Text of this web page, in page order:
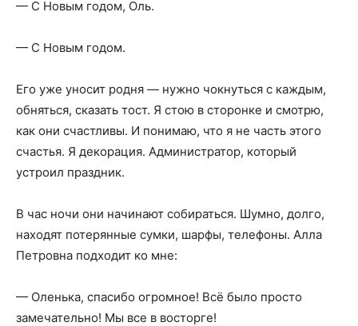
— С Новым годом, Оль.
— С Новым годом.
Его уже уносит родня — нужно чокнуться с каждым,
обняться, сказать тост. Я стою в сторонке и смотрю,
как они счастливы. И понимаю, что я не часть этого
счастья. Я декорация. Администратор, который
устроил праздник.
В час ночи они начинают собираться. Шумно, долго,
находят потерянные сумки, шарфы, телефоны. Алла
Петровна подходит ко мне:
— Оленька, спасибо огромное! Всё было просто
замечательно! Мы все в восторге!